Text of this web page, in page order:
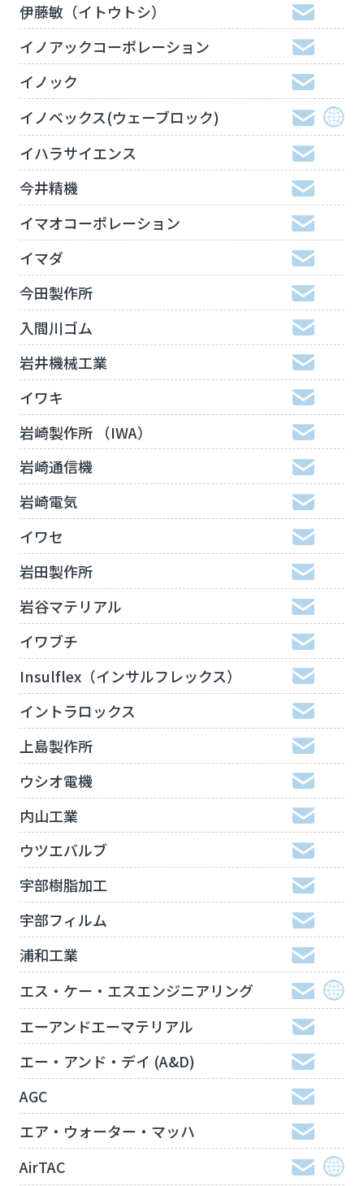
伊藤敏（イトウトシ）
イノアックコーポレーション
イノック
イノベックス(ウェーブロック)
イハラサイエンス
今井精機
イマオコーポレーション
イマダ
今田製作所
入間川ゴム
岩井機械工業
イワキ
岩崎製作所 （IWA）
岩崎通信機
岩崎電気
イワセ
岩田製作所
岩谷マテリアル
イワブチ
Insulflex（インサルフレックス）
イントラロックス
上島製作所
ウシオ電機
内山工業
ウツエバルブ
宇部樹脂加工
宇部フィルム
浦和工業
エス・ケー・エスエンジニアリング
エーアンドエーマテリアル
エー・アンド・デイ (A&D)
AGC
エア・ウォーター・マッハ
AirTAC